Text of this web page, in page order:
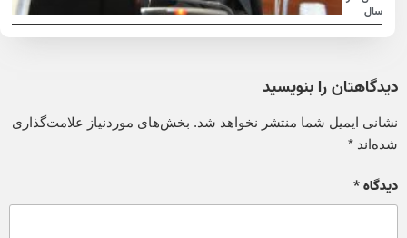
سال
دیدگاهتان را بنویسید
نشانی ایمیل شما منتشر نخواهد شد. بخش‌های موردنیاز علامت‌گذاری
شده‌اند*
دیدگاه*